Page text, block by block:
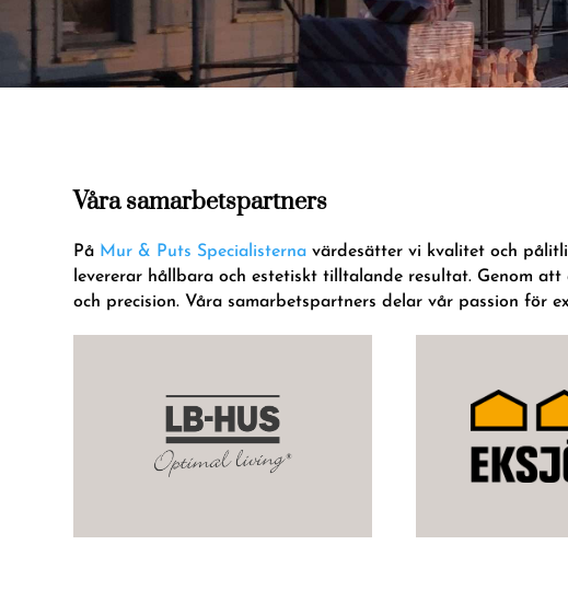
Våra samarbetspartners
På Mur & Puts Specialisterna värdesätter vi kvalitet och
levererar hållbara och estetiskt tilltalande resultat. Genom
och precision. Våra samarbetspartners delar vår passion för